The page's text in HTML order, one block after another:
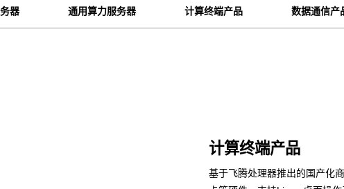
器 通用算力服务器 计算终端产品 数据通信产
计算终端产品
基于飞腾处理器推出的国产化